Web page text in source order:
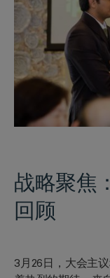
战略聚焦：
回顾
3月26日，大会主